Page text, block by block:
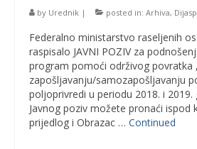
by Urednik | posted in: Arhiva,
Federalno ministarstvo raseljenih
raspisalo JAVNI POZIV za
program pomoći održivog povratka
zapošljavanju/samozapošljavanju
poljoprivredi u periodu 2018. i 2019.
Javnog poziv možete pronaći ispod
prijedlog i Obrazac … Continued